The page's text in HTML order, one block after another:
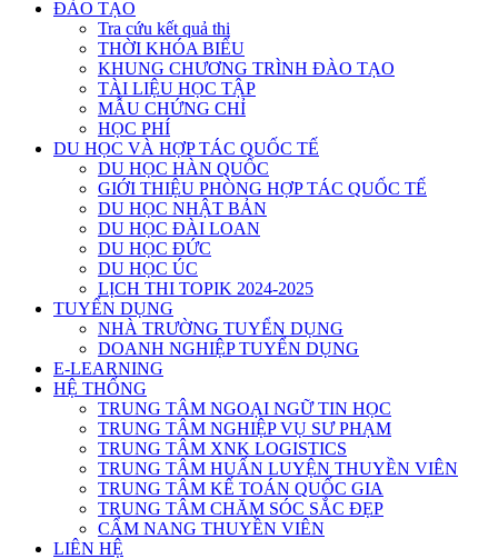
ĐÀO TẠO
Tra cứu kết quả thi
THỜI KHÓA BIỂU
KHUNG CHƯƠNG TRÌNH ĐÀO TẠO
TÀI LIỆU HỌC TẬP
MẪU CHỨNG CHỈ
HỌC PHÍ
DU HỌC VÀ HỢP TÁC QUỐC TẾ
DU HỌC HÀN QUỐC
GIỚI THIỆU PHÒNG HỢP TÁC QUỐC TẾ
DU HỌC NHẬT BẢN
DU HỌC ĐÀI LOAN
DU HỌC ĐỨC
DU HỌC ÚC
LỊCH THI TOPIK 2024-2025
TUYỂN DỤNG
NHÀ TRƯỜNG TUYỂN DỤNG
DOANH NGHIỆP TUYỂN DỤNG
E-LEARNING
HỆ THỐNG
TRUNG TÂM NGOẠI NGỮ TIN HỌC
TRUNG TÂM NGHIỆP VỤ SƯ PHẠM
TRUNG TÂM XNK LOGISTICS
TRUNG TÂM HUẤN LUYỆN THUYỀN VIÊN
TRUNG TÂM KẾ TOÁN QUỐC GIA
TRUNG TÂM CHĂM SÓC SẮC ĐẸP
CẨM NANG THUYỀN VIÊN
LIÊN HỆ